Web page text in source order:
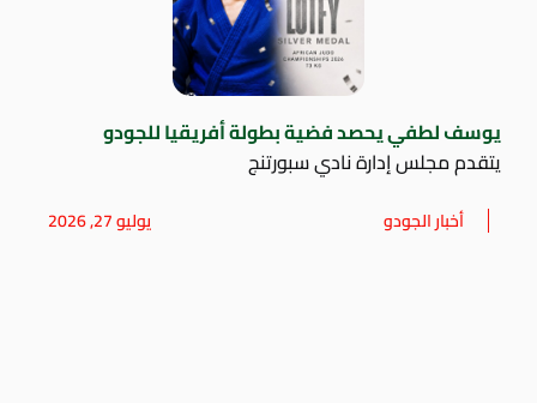
يوسف لطفي يحصد فضية بطولة أفريقيا للجودو
يتقدم مجلس إدارة نادي سبورتنج
أخبار الجودو يوليو 27, 2026